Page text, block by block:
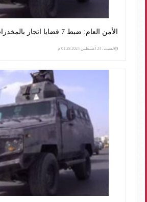
الأمن العام: ضبط 7 قضايا اتجار بالمخدرات في أسيوط
السبت، 24 أغسطس 2024 01:28 م